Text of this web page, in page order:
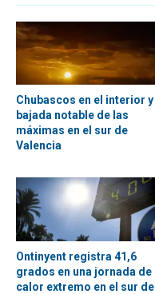
Chubascos en el interior y
bajada notable de las
máximas en el sur de
Valencia
Ontinyent registra 41,6
grados en una jornada de
calor extremo en el sur de